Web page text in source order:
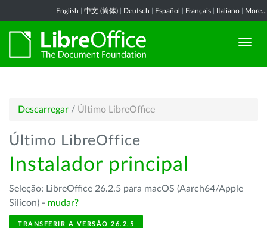
English 中文 (简体) Deutsch Español Français Italiano More...
Descarregar / Último LibreOffice
Último LibreOffice
Instalador principal
Seleção: LibreOffice 26.2.5 para macOS (Aarch64/Apple
Silicon) - mudar?
TRANSFERIR A VERSÃO 26.2.5